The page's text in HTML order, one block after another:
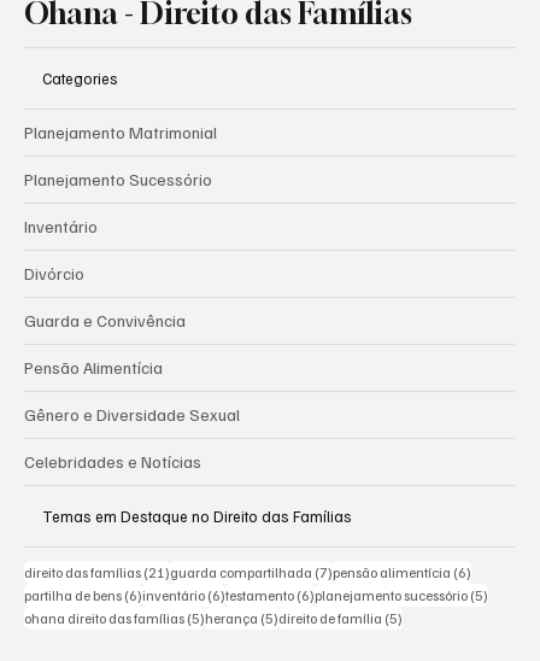
Ohana - Direito das Famílias
Categories
Planejamento Matrimonial
Planejamento Sucessório
Inventário
Divórcio
Guarda e Convivência
Pensão Alimentícia
Gênero e Diversidade Sexual
Celebridades e Notícias
Temas em Destaque no Direito das Famílias
direito das famílias (21)21 posts
guarda compartilhada (7)7 posts
pensão alimentícia (6)
partilha de bens (6)6 posts
inventário (6)6 posts
testamento (6)6 posts
planejamento sucessório (5)
ohana direito das famílias (5)5 posts
herança (5)5 posts
direito de família (5)